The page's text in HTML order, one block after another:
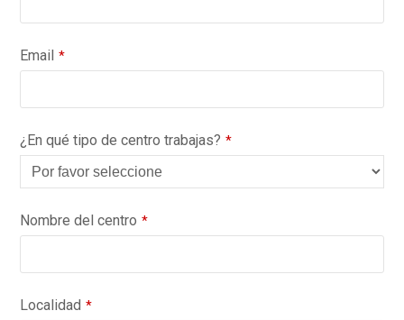
Email *
¿En qué tipo de centro trabajas? *
Nombre del centro *
Localidad *